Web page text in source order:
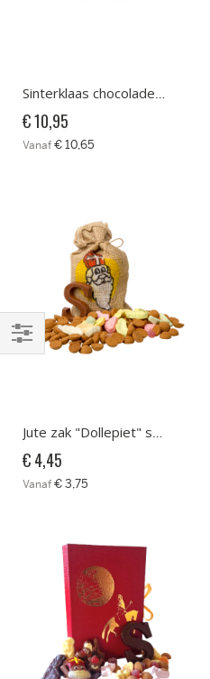
Sinterklaas chocolade kaart
€ 10,95
Vanaf€ 10,65
Jute zak "Dollepiet" strooigoed en lettertje
€ 4,45
Vanaf€ 3,75
Filteren